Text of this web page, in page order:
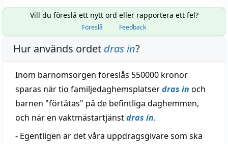
Vill du föreslå ett nytt ord eller rapportera ett fel?
Föreslå Feedback
Hur används ordet dras in?
Inom barnomsorgen föreslås 550000 kronor
sparas när tio familjedaghemsplatserdras in och
barnen "förtätas" på de befintliga daghemmen,
och när en vaktmästartjänstdras in.
- Egentligen är det våra uppdragsgivare som ska